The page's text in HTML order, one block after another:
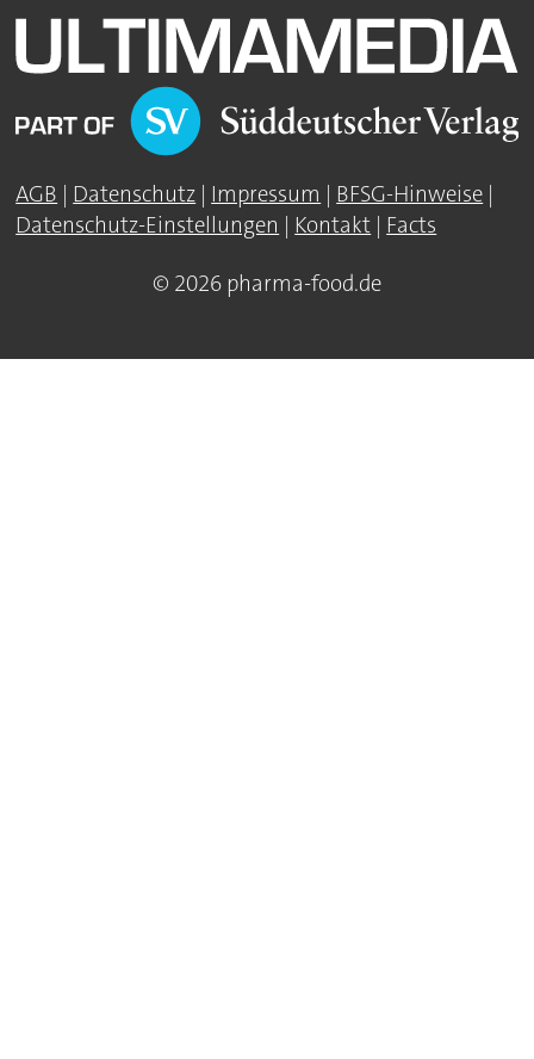
AGB | Datenschutz | Impressum | BFSG-Hinweise |
Datenschutz-Einstellungen | Kontakt | Facts
© 2026 pharma-food.de